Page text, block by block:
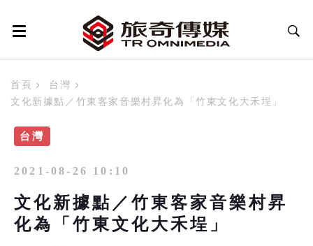
首頁
台灣
文化新據點／竹東客家音樂村昇化為「竹東文化大禾埕」
台灣
2021-08-26 10:10
文化新據點／竹東客家音樂村昇
化為「竹東文化大禾埕」